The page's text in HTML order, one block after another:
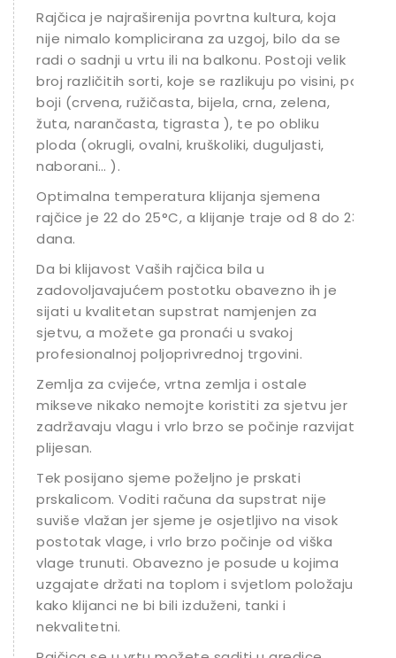
Rajčica je najraširenija povrtna kultura, koja
nije nimalo komplicirana za uzgoj, bilo da se
radi o sadnji u vrtu ili na balkonu. Postoji velik
broj različitih sorti, koje se razlikuju po visini, po
boji (crvena, ružičasta, bijela, crna, zelena,
žuta, narančasta, tigrasta ), te po obliku
ploda (okrugli, ovalni, kruškoliki, duguljasti,
naborani… ).
Optimalna temperatura klijanja sjemena
rajčice je 22 do 25°C, a klijanje traje od 8 do 23
dana.
Da bi klijavost Vaših rajčica bila u
zadovoljavajućem postotku obavezno ih je
sijati u kvalitetan supstrat namjenjen za
sjetvu, a možete ga pronaći u svakoj
profesionalnoj poljoprivrednoj trgovini.
Zemlja za cvijeće, vrtna zemlja i ostale
mikseve nikako nemojte koristiti za sjetvu jer
zadržavaju vlagu i vrlo brzo se počinje razvijati
plijesan.
Tek posijano sjeme poželjno je prskati
prskalicom. Voditi računa da supstrat nije
suviše vlažan jer sjeme je osjetljivo na visok
postotak vlage, i vrlo brzo počinje od viška
vlage trunuti. Obavezno je posude u kojima
uzgajate držati na toplom i svjetlom položaju
kako klijanci ne bi bili izduženi, tanki i
nekvalitetni.